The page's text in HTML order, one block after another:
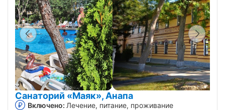
Санаторий «Маяк», Анапа
Включено: Лечение, питание, проживание